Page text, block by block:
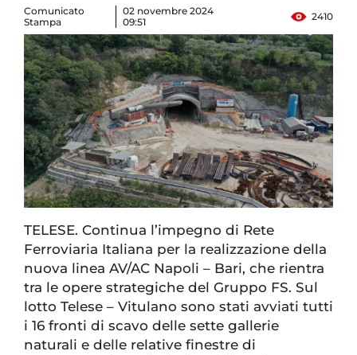
Comunicato
Stampa
02 novembre 2024
09:51
2410
TELESE. Continua l’impegno di Rete
Ferroviaria Italiana per la realizzazione della
nuova linea AV/AC Napoli – Bari, che rientra
tra le opere strategiche del Gruppo FS. Sul
lotto Telese – Vitulano sono stati avviati tutti
i 16 fronti di scavo delle sette gallerie
naturali e delle relative finestre di